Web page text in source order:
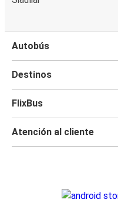
Autobús
Destinos
FlixBus
Atención al cliente